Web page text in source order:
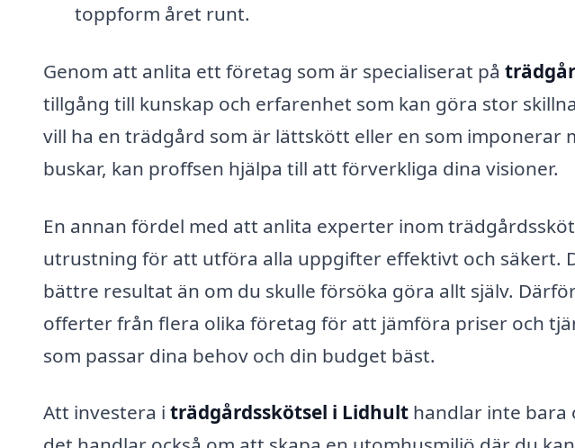
toppform året runt.
Genom att anlita ett företag som är specialiserat på
tillgång till kunskap och erfarenhet som kan göra stor
vill ha en trädgård som är lättskött eller en som imponerar
buskar, kan proffsen hjälpa till att förverkliga dina visioner.
En annan fördel med att anlita experter inom
utrustning för att utföra alla uppgifter effektivt och säkert.
bättre resultat än om du skulle försöka göra allt själv.
offerter från flera olika företag för att jämföra priser och
som passar dina behov och din budget bäst.
Att investera i trädgårdsskötsel i Lidhult handlar inte bara